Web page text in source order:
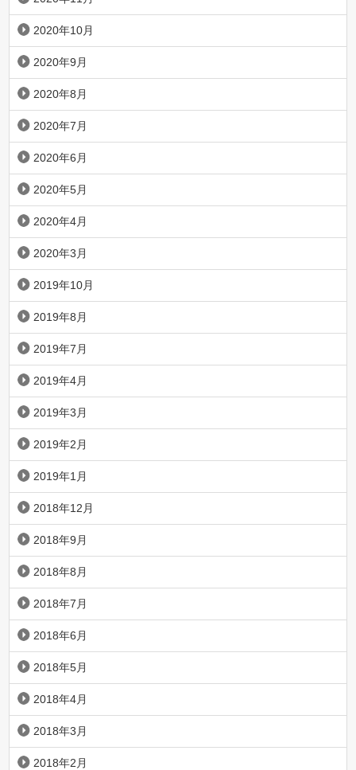
2020年10月
2020年9月
2020年8月
2020年7月
2020年6月
2020年5月
2020年4月
2020年3月
2019年10月
2019年8月
2019年7月
2019年4月
2019年3月
2019年2月
2019年1月
2018年12月
2018年9月
2018年8月
2018年7月
2018年6月
2018年5月
2018年4月
2018年3月
2018年2月